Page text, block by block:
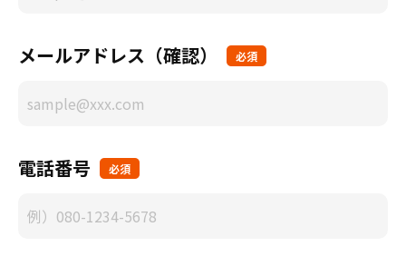
メールアドレス（確認） 必須
電話番号 必須